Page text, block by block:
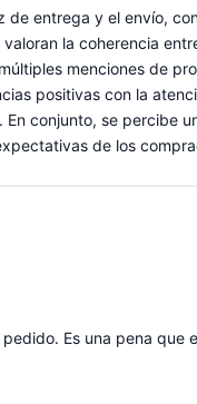
de entrega y el envío,
la coherencia
menciones de
positivas con la
conjunto, se percibe
de los
Es una pena que